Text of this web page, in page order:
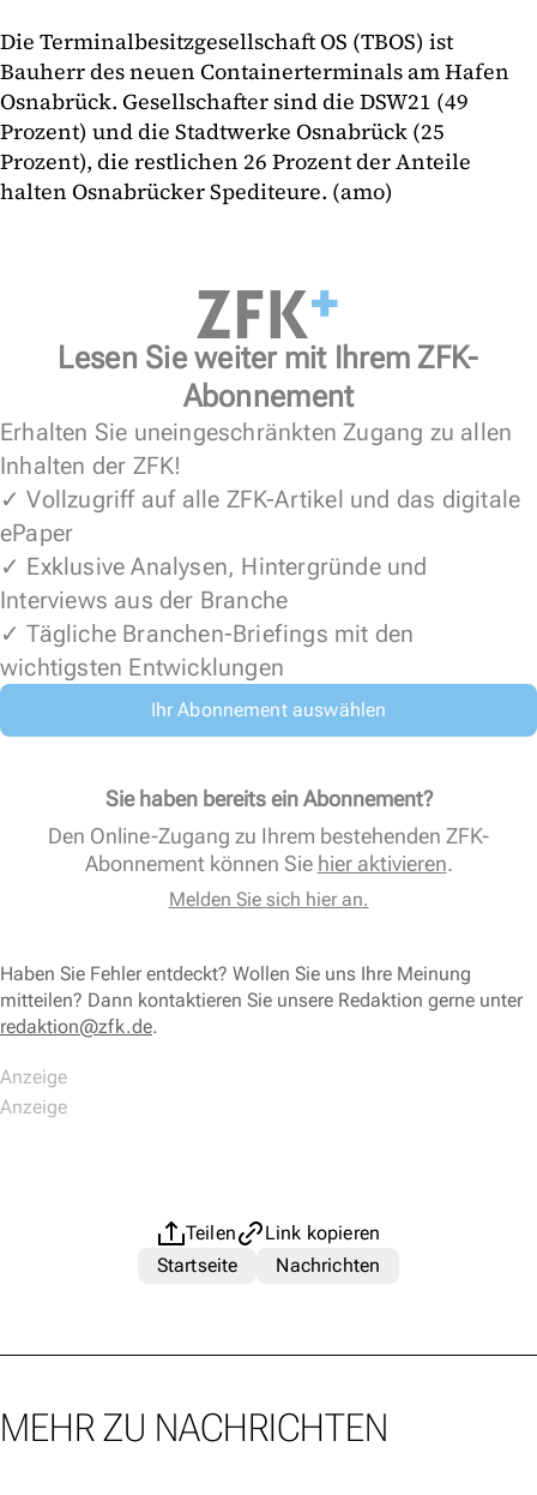
Die Terminalbesitzgesellschaft OS (TBOS) ist
Bauherr des neuen Containerterminals am Hafen
Osnabrück. Gesellschafter sind die DSW21 (49
Prozent) und die Stadtwerke Osnabrück (25
Prozent), die restlichen 26 Prozent der Anteile
halten Osnabrücker Spediteure. (amo)
Lesen Sie weiter mit Ihrem ZFK-
Abonnement
Erhalten Sie uneingeschränkten Zugang zu allen
Inhalten der ZFK!
✓ Vollzugriff auf alle ZFK-Artikel und das digitale
ePaper
✓ Exklusive Analysen, Hintergründe und
Interviews aus der Branche
✓ Tägliche Branchen-Briefings mit den
wichtigsten Entwicklungen
Ihr Abonnement auswählen
Sie haben bereits ein Abonnement?
Den Online-Zugang zu Ihrem bestehenden ZFK-
Abonnement können Sie hier aktivieren.
Melden Sie sich hier an.
Haben Sie Fehler entdeckt? Wollen Sie uns Ihre Meinung
mitteilen? Dann kontaktieren Sie unsere Redaktion gerne unter
redaktion@zfk.de.
Teilen
Link kopieren
Startseite
Nachrichten
MEHR ZU NACHRICHTEN